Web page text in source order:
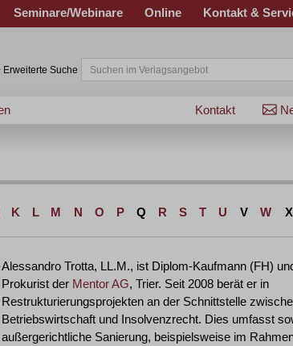
Seminare/Webinare Online Kontakt &
Erweiterte Suche
Kontakt
K L M N O P Q R S T U V W X
Alessandro Trotta, LL.M., ist Diplom-Kaufmann (FH)
Prokurist der Mentor AG, Trier. Seit 2008 berät er in
Restrukturierungsprojekten an der Schnittstelle
Betriebswirtschaft und Insolvenzrecht. Dies umfasst
außergerichtliche Sanierung, beispielsweise im